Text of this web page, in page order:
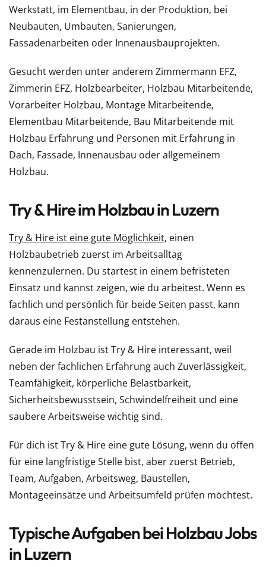
Werkstatt, im Elementbau, in der Produktion, bei
Neubauten, Umbauten, Sanierungen,
Fassadenarbeiten oder Innenausbauprojekten.
Gesucht werden unter anderem Zimmermann EFZ,
Zimmerin EFZ, Holzbearbeiter, Holzbau Mitarbeitende,
Vorarbeiter Holzbau, Montage Mitarbeitende,
Elementbau Mitarbeitende, Bau Mitarbeitende mit
Holzbau Erfahrung und Personen mit Erfahrung in
Dach, Fassade, Innenausbau oder allgemeinem
Holzbau.
Try & Hire im Holzbau in Luzern
Try & Hire ist eine gute Möglichkeit, einen
Holzbaubetrieb zuerst im Arbeitsalltag
kennenzulernen. Du startest in einem befristeten
Einsatz und kannst zeigen, wie du arbeitest. Wenn es
fachlich und persönlich für beide Seiten passt, kann
daraus eine Festanstellung entstehen.
Gerade im Holzbau ist Try & Hire interessant, weil
neben der fachlichen Erfahrung auch Zuverlässigkeit,
Teamfähigkeit, körperliche Belastbarkeit,
Sicherheitsbewusstsein, Schwindelfreiheit und eine
saubere Arbeitsweise wichtig sind.
Für dich ist Try & Hire eine gute Lösung, wenn du offen
für eine langfristige Stelle bist, aber zuerst Betrieb,
Team, Aufgaben, Arbeitsweg, Baustellen,
Montageeinsätze und Arbeitsumfeld prüfen möchtest.
Typische Aufgaben bei Holzbau Jobs
in Luzern